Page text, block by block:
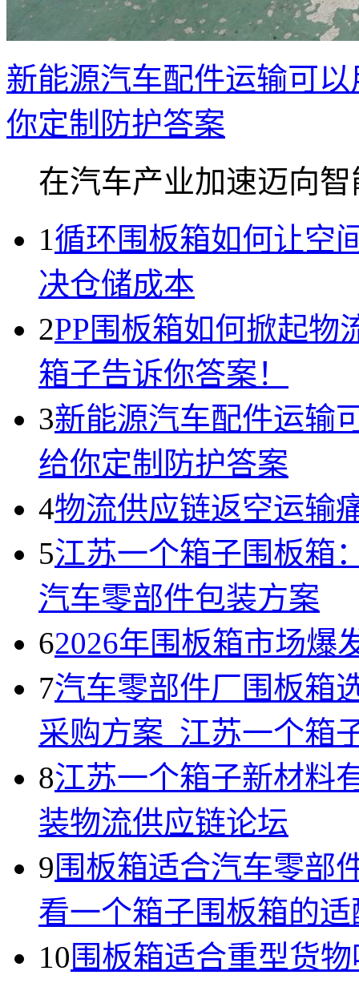
新能源汽车配件运输可
你定制防护答案
在汽车产业加速迈向智
1循环围板箱如何让空
决仓储成本
2PP围板箱如何掀起物
箱子告诉你答案！
3新能源汽车配件运输
给你定制防护答案
4物流供应链返空运输
5江苏一个箱子围板箱
汽车零部件包装方案
62026年围板箱市场爆
7汽车零部件厂围板箱
采购方案_江苏一个箱
8江苏一个箱子新材料
装物流供应链论坛
9围板箱适合汽车零部
看一个箱子围板箱的适
10围板箱适合重型货